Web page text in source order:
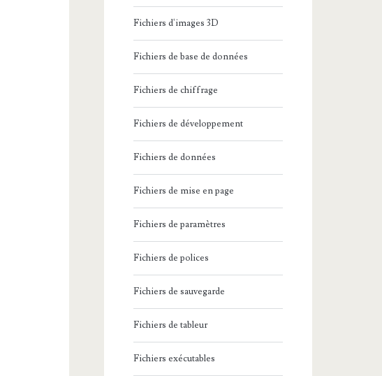
Fichiers d'images 3D
Fichiers de base de données
Fichiers de chiffrage
Fichiers de développement
Fichiers de données
Fichiers de mise en page
Fichiers de paramètres
Fichiers de polices
Fichiers de sauvegarde
Fichiers de tableur
Fichiers exécutables